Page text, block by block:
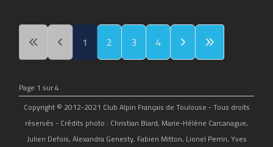
1 2 3 4
Page 1 sur 4
Copyright © 2012-2021 Club Alpin Français de Toulouse - Tous droits
réservés - Crédits photo : Christian Biard, Marie-Hélène Carcanague,
Julien Defois, Alexandra Genesty, Fabien Mitton, Lionel Perrin, Yves